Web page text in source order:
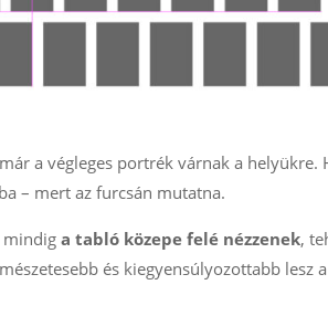
a végleges portrék várnak a helyükre.
– mert az furcsán mutatna.
mindiga tabló közepe felé nézzenek,
és kiegyensúlyozottabb lesz a